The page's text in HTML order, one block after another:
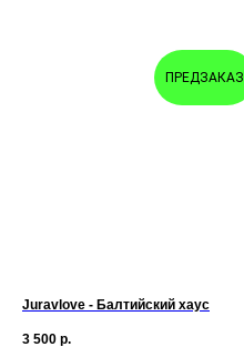
ПРЕДЗАКАЗ
Juravlove - Балтийский хаус
3 500 р.